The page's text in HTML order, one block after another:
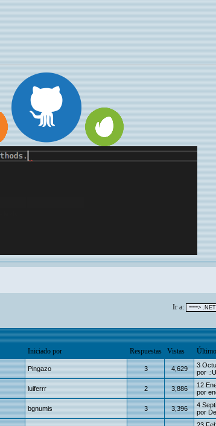
Ir a:
Iniciado por Respuestas Vistas
Pingazo 3 4,629
3
por
luiferrr 2 3,886
12
por
bgnumis 3 3,396
4
por